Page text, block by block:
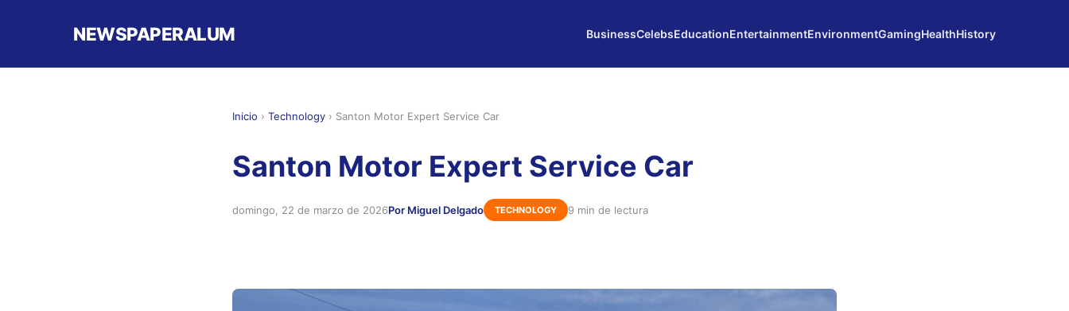
NEWSPAPERALUM BusinessCelebsEducationEntertainmentEnvironmentGamingHealthHistory
Inicio › Technology › Santon Motor Expert Service Car
Santon Motor Expert Service Car
domingo, 22 de marzo de 2026Por Miguel Delgado TECHNOLOGY 9 min de lectura